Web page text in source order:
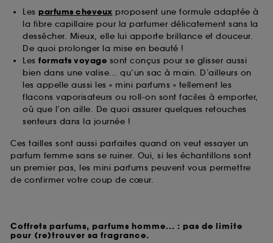
Les parfums cheveux proposent une formule adaptée à
la fibre capillaire pour la parfumer délicatement sans la
dessécher. Mieux, elle lui apporte brillance et douceur.
De quoi prolonger la mise en beauté !
Les formats voyage sont conçus pour se glisser aussi
bien dans une valise... qu’un sac à main. D’ailleurs on
les appelle aussi les « mini parfums » tellement les
flacons vaporisateurs ou roll-on sont faciles à emporter,
où que l’on aille. De quoi assurer quelques retouches
senteurs dans la journée !
Ces tailles sont aussi parfaites quand on veut essayer un
parfum femme sans se ruiner. Oui, si les échantillons sont
un premier pas, les mini parfums peuvent vous permettre
de confirmer votre coup de cœur.
Coffrets parfums, parfums homme... : pas de limite
pour (re)trouver sa fragrance.